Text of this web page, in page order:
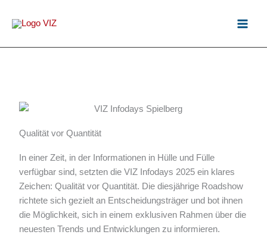
Inhalt
Qualität vor Quantität
In einer Zeit, in der Informationen in Hülle und Fülle
verfügbar sind, setzten die VIZ Infodays 2025 ein klares
Zeichen: Qualität vor Quantität. Die diesjährige Roadshow
richtete sich gezielt an Entscheidungsträger und bot ihnen
die Möglichkeit, sich in einem exklusiven Rahmen über die
neuesten Trends und Entwicklungen zu informieren.